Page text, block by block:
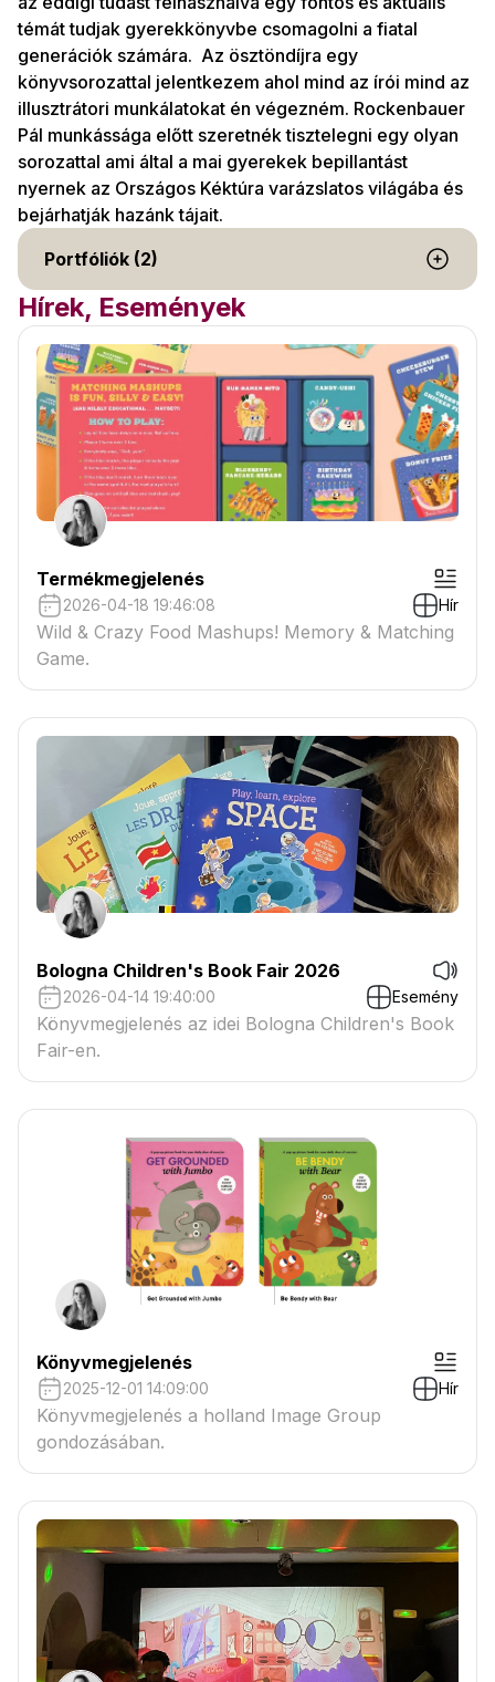
témát tudjak gyerekkönyvbe csomagolni a fiatal
generációk számára. Az ösztöndíjra egy
könyvsorozattal jelentkezem ahol mind az írói mind az
illusztrátori munkálatokat én végezném. Rockenbauer
Pál munkássága előtt szeretnék tisztelegni egy olyan
sorozattal ami által a mai gyerekek bepillantást
nyernek az Országos Kéktúra varázslatos világába és
bejárhatják hazánk tájait.
Portfóliók (2)
Hírek, Események
Termékmegjelenés
2026-04-18 19:46:08 Hír
Wild & Crazy Food Mashups! Memory & Matching
Game.
Bologna Children's Book Fair 2026
2026-04-14 19:40:00 Esemény
Könyvmegjelenés az idei Bologna Children's Book
Fair-en.
Könyvmegjelenés
2025-12-01 14:09:00 Hír
Könyvmegjelenés a holland Image Group
gondozásában.